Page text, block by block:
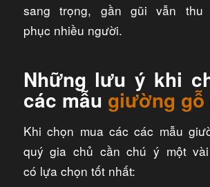
sang trọng, gần gũi vẫn
phục nhiều người.
Những lưu ý khi
các mẫu giường gỗ
Khi chọn mua các các mẫu
quý gia chủ cần chú ý một
có lựa chọn tốt nhất: